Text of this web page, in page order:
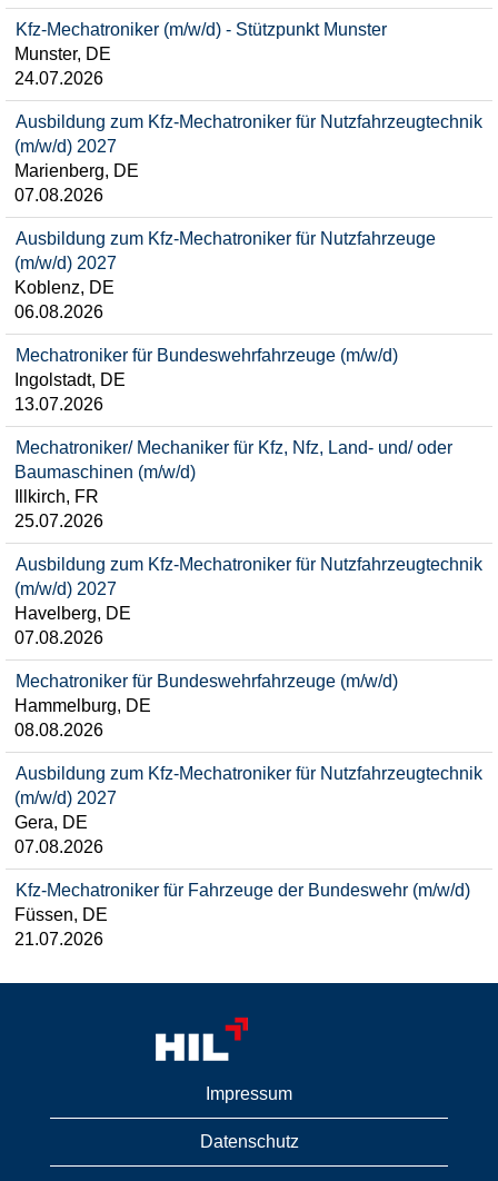
Kfz-Mechatroniker (m/w/d) - Stützpunkt Munster
Munster, DE
24.07.2026
Ausbildung zum Kfz-Mechatroniker für Nutzfahrzeugtechnik
(m/w/d) 2027
Marienberg, DE
07.08.2026
Ausbildung zum Kfz-Mechatroniker für Nutzfahrzeuge
(m/w/d) 2027
Koblenz, DE
06.08.2026
Mechatroniker für Bundeswehrfahrzeuge (m/w/d)
Ingolstadt, DE
13.07.2026
Mechatroniker/ Mechaniker für Kfz, Nfz, Land- und/ oder
Baumaschinen (m/w/d)
Illkirch, FR
25.07.2026
Ausbildung zum Kfz-Mechatroniker für Nutzfahrzeugtechnik
(m/w/d) 2027
Havelberg, DE
07.08.2026
Mechatroniker für Bundeswehrfahrzeuge (m/w/d)
Hammelburg, DE
08.08.2026
Ausbildung zum Kfz-Mechatroniker für Nutzfahrzeugtechnik
(m/w/d) 2027
Gera, DE
07.08.2026
Kfz-Mechatroniker für Fahrzeuge der Bundeswehr (m/w/d)
Füssen, DE
21.07.2026
Impressum
Datenschutz